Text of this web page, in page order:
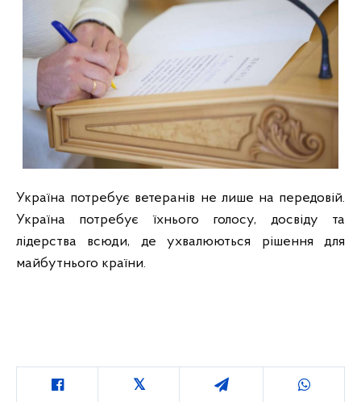
Україна потребує ветеранів не лише на передовій.
Україна потребує їхнього голосу, досвіду та
лідерства всюди, де ухвалюються рішення для
майбутнього країни.